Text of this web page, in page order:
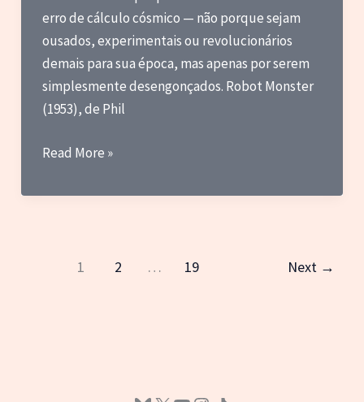
erro de cálculo cósmico — não porque sejam
ousados, experimentais ou revolucionários
demais para sua época, mas apenas por serem
simplesmente desengonçados. Robot Monster
(1953), de Phil
Robot
um
Read More »
1 2 … 19 Next →